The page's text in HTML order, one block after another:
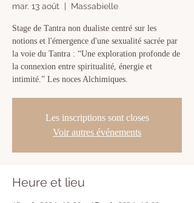
mar. 13 août Massabielle
Stage de Tantra non dualiste centré sur les
notions et l'émergence d'une sexualité sacrée par
la voie du Tantra : “Une exploration profonde de
la connexion entre spiritualité, énergie et
Les inscriptions sont closes
Voir autres événements
Heure et lieu